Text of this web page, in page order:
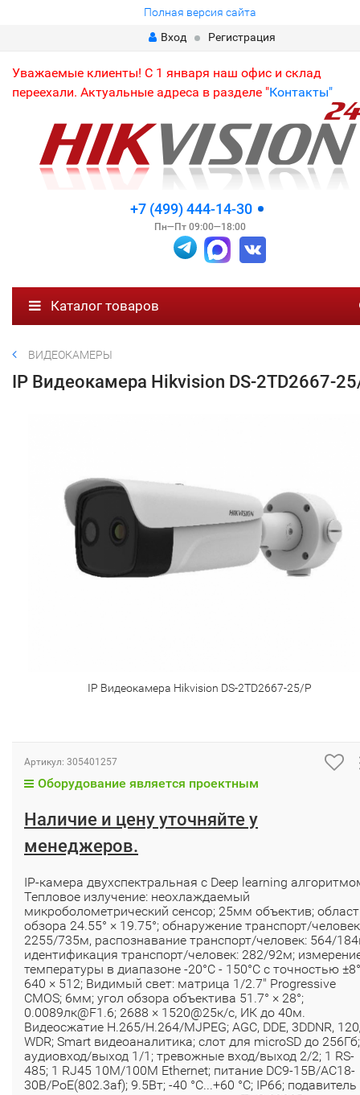
Полная версия сайта
Вход
Регистрация
Уважаемые клиенты! С 1 января наш офис и склад
переехали. Актуальные адреса в разделе "Контакты"
+7 (499) 444-14-30
Пн—Пт 09:00—18:00
Каталог товаров
ВИДЕОКАМЕРЫ
IP Видеокамера Hikvision DS-2TD2667-
IP Видеокамера Hikvision DS-2TD2667-25/P
Артикул: 305401257
Оборудование является проектным
Наличие и цену уточняйте у
менеджеров.
IP-камера двухспектральная с Deep learning
Тепловое излучение: неохлаждаемый
микроболометрический сенсор; 25мм объектив;
обзора 24.55° × 19.75°; обнаружение транспорт/
2255/735м, распознавание транспорт/человек: 564/
идентификация транспорт/человек: 282/92м;
температуры в диапазоне -20°C - 150°C с точностью
640 × 512; Видимый свет: матрица 1/2.7" Progressive
CMOS; 6мм; угол обзора объектива 51.7° × 28°;
0.0089лк@F1.6; 2688 × 1520@25к/с, ИК до 40м.
Видеосжатие H.265/H.264/MJPEG; AGC, DDE, 3DDNR,
WDR; Smart видеоаналитика; слот для microSD до 256Гб;
аудиовход/выход 1/1; тревожные вход/выход 2/2; 1 RS-
485; 1 RJ45 10M/100M Ethernet; питание DC9-15В/AC18-
30В/PoE(802.3af); 9.5Вт; -40 °C...+60 °C; IP66; подавитель